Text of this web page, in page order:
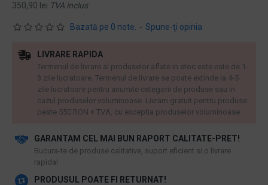
Bazată pe 0 note. - Spune-ţi opinia
350,90 lei TVA inclus
GARANTAM CEL MAI BUN RAPORT CALITATE-PRET!
​Bucura-te de produse calitative, suport eficient si o livrare
rapida!
PRODUSUL POATE FI RETURNAT!
LIVRARE RAPIDA
Termenul de livrare al produselor aflate in stoc este este de 1-
3 zile lucratoare. Termenul de livrare se poate extinde la 4-5
zile lucratoare pentru anumite categorii de produse sau in
cazul produselor voluminoase. Livram gratuit pentru produse
peste 550 RON + TVA, cu exceptia produselor voluminoase.